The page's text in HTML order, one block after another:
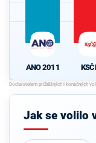
ANO 2011
Jak se volilo